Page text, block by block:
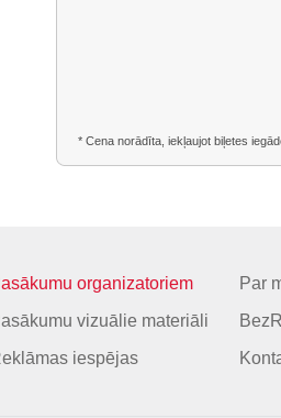
* Cena norādīta, iekļaujot biļetes
organizatoriem
vizuālie materiāli
iespējas
Par